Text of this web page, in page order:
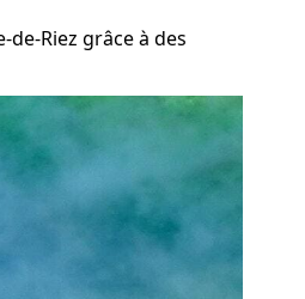
Riez grâce à des